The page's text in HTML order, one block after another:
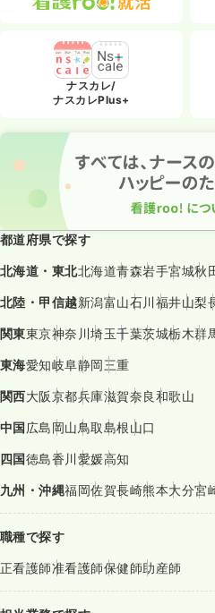
ナスカレ/
ナスカレPlus+
都道府県で探す
北海道・東北北海道青森岩手宮城秋
北陸・甲信越新潟富山石川 福井山梨
関東東京神奈川埼玉千葉茨城栃木群
東海愛知岐阜静岡三重
関西大阪京都兵庫滋賀奈良和歌山
中国 広島 岡山鳥取島根山口
四国徳島香川 愛媛高知
九州・沖縄福岡佐賀長崎熊本大分宮
職種で探す
正看護師准看護師保健師助産師